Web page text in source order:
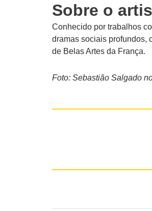
Sobre o
Conhecido por trabalhos
dramas sociais profundos,
de Belas Artes da França.
Foto: Sebastião Salgado